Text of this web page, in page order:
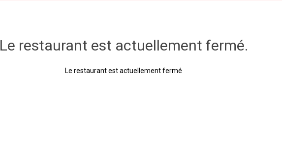
Le restaurant est actuellement fermé.
Le restaurant est actuellement fermé